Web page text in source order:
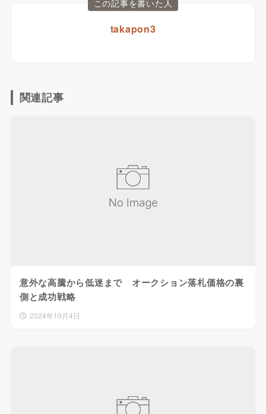
この記事を書いた人
takapon3
関連記事
意外な高騰から低迷まで オークション落札価格の裏
側と成功戦略
2024年10月4日